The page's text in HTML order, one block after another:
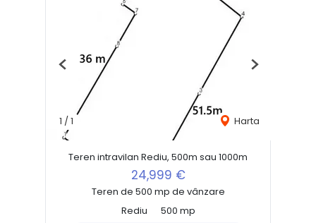
1 /1 Harta
Previous Next
Teren intravilan Rediu, 500m sau 1000m
24,999 €
Teren de 500 mp de vânzare
Rediu
500 mp